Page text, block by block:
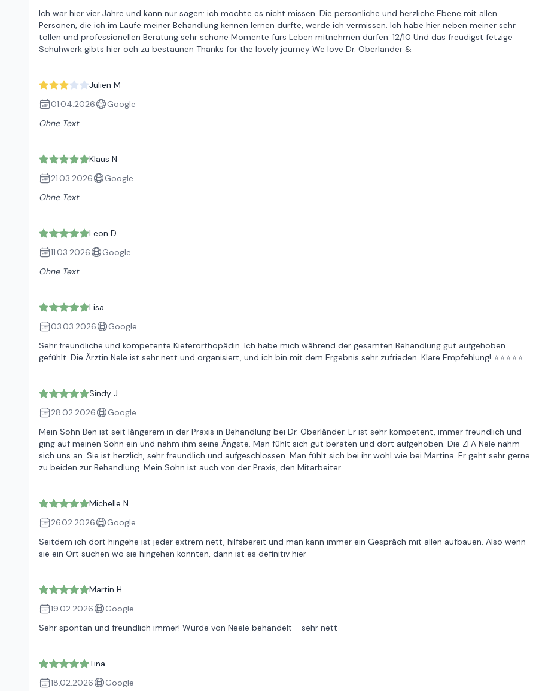
Ich war hier vier Jahre und kann nur sagen: ich möchte es nicht missen. Die persönliche und herzliche Ebene mit allen
Personen, die ich im Laufe meiner Behandlung kennen lernen durfte, werde ich vermissen. Ich habe hier neben meiner sehr
tollen und professionellen Beratung sehr schöne Momente fürs Leben mitnehmen dürfen. 12/10 Und das freudigst fetzige
Schuhwerk gibts hier och zu bestaunen Thanks for the lovely journey We love Dr. Oberländer &
Julien M
01.04.2026
Google
Ohne Text
Klaus N
21.03.2026
Google
Ohne Text
Leon D
11.03.2026
Google
Ohne Text
Lisa
03.03.2026
Google
Sehr freundliche und kompetente Kieferorthopädin. Ich habe mich während der gesamten Behandlung gut aufgehoben
gefühlt. Die Ärztin Nele ist sehr nett und organisiert, und ich bin mit dem Ergebnis sehr zufrieden. Klare Empfehlung! ⭐⭐⭐⭐⭐
Sindy J
28.02.2026
Google
Mein Sohn Ben ist seit längerem in der Praxis in Behandlung bei Dr. Oberländer. Er ist sehr kompetent, immer freundlich und
ging auf meinen Sohn ein und nahm ihm seine Ängste. Man fühlt sich gut beraten und dort aufgehoben. Die ZFA Nele nahm
sich uns an. Sie ist herzlich, sehr freundlich und aufgeschlossen. Man fühlt sich bei ihr wohl wie bei Martina. Er geht sehr gerne
zu beiden zur Behandlung. Mein Sohn ist auch von der Praxis, den Mitarbeiter
Michelle N
26.02.2026
Google
Seitdem ich dort hingehe ist jeder extrem nett, hilfsbereit und man kann immer ein Gespräch mit allen aufbauen. Also wenn
sie ein Ort suchen wo sie hingehen konnten, dann ist es definitiv hier
Martin H
19.02.2026
Google
Sehr spontan und freundlich immer! Wurde von Neele behandelt - sehr nett
Tina
18.02.2026
Google